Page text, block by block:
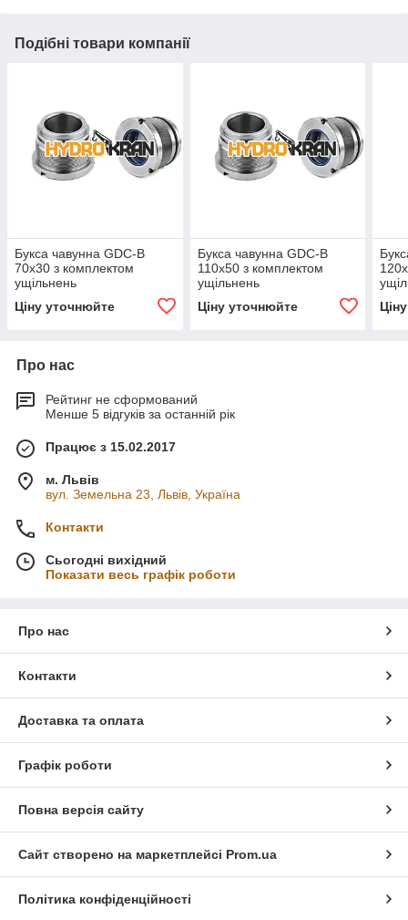
Подібні товари компанії
Букса чавунна GDC-B
70х30 з комплектом
ущільнень
Ціну уточнюйте
Букса чавунна GDC-B
110х50 з комплектом
ущільнень
Ціну уточнюйте
Про нас
Рейтинг не сформований
Менше 5 відгуків за останній рік
Працює з 15.02.2017
м. Львів
вул. Земельна 23, Львів, Україна
Контакти
Сьогодні вихідний
Показати весь графік роботи
Про нас
Контакти
Доставка та оплата
Графік роботи
Повна версія сайту
Сайт створено на маркетплейсі Prom.ua
Політика конфіденційності